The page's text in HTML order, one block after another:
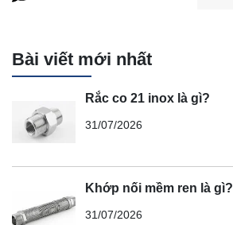
Bài viết mới nhất
Rắc co 21 inox là gì?
31/07/2026
Khớp nối mềm ren là gì?
31/07/2026